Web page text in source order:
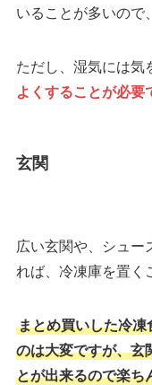
いることが多いので
ただし、湿気には気
よくすることが必要
玄関
広い玄関や、シュー
れば、冷凍庫を置く
まとめ買いした冷凍
のは大変ですが、玄
とが出来るので楽ち